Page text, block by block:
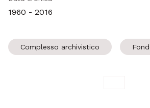
1960 - 2016
Complesso archivistico